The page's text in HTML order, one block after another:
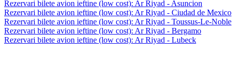
Rezervari bilete avion ieftine (low cost): Ar Riyad - Asuncion
Rezervari bilete avion ieftine (low cost): Ar Riyad - Ciudad de Mexico
Rezervari bilete avion ieftine (low cost): Ar Riyad - Toussus-Le-Noble
Rezervari bilete avion ieftine (low cost): Ar Riyad - Bergamo
Rezervari bilete avion ieftine (low cost): Ar Riyad - Lubeck